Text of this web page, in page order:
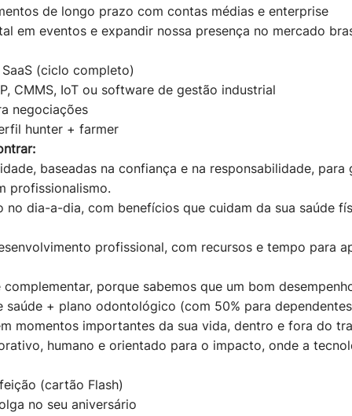
de longo prazo com contas médias e enterprise
em eventos e expandir nossa presença no mercado
(ciclo completo)
CMMS, IoT ou software de gestão industrial
negociações
hunter + farmer
baseadas na confiança e na responsabilidade, para
profissionalismo.
no dia-a-dia, com benefícios que cuidam da sua saúde
profissional, com recursos e tempo para
porque sabemos que um bom
saúde + plano odontológico (com 50% para
momentos importantes da sua vida, dentro e fora do
humano e orientado para o impacto, onde a
(cartão Flash)
no seu aniversário